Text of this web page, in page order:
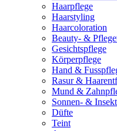
Haarpflege
Haarstyling
Haarcoloration
Beauty- &
Gesichtspflege
Körperpflege
Hand &
Rasur &
Mund &
Sonnen- &
Düfte
Teint